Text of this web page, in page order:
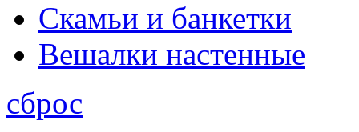
Скамьи и банкетки
Вешалки настенные
сброс